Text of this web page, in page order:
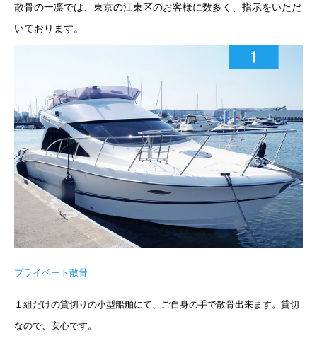
散骨の一凛では、東京の江東区のお客様に数多く、指示をいただ
いております。
プライベート散骨
１組だけの貸切りの小型船舶にて、ご自身の手で散骨出来ます。貸切
なので、安心です。